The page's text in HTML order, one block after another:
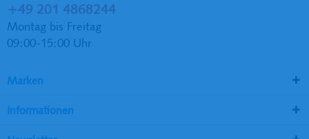
+49 201 4868244
Montag bis Freitag
09:00-15:00 Uhr
Marken
Informationen